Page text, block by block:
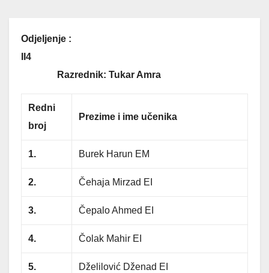
Odjeljenje :
II4
Razrednik: Tukar Amra
Redni
broj
Prezime i ime učenika
1. Burek Harun EM
2. Čehaja Mirzad EI
3. Čepalo Ahmed EI
4. Čolak Mahir EI
5. Dželilović Dženad EI